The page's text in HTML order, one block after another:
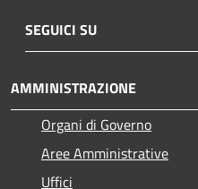
SEGUICI SU
AMMINISTRAZIONE
Organi di Governo
Aree Amministrative
Uffici